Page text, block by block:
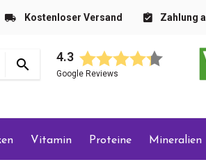
Kostenloser Versand Zahlung
4.3
Google Reviews
Vitamin Proteine Mineralien